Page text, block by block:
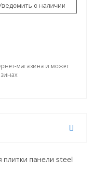
о наличии
магазина и может
панели steel